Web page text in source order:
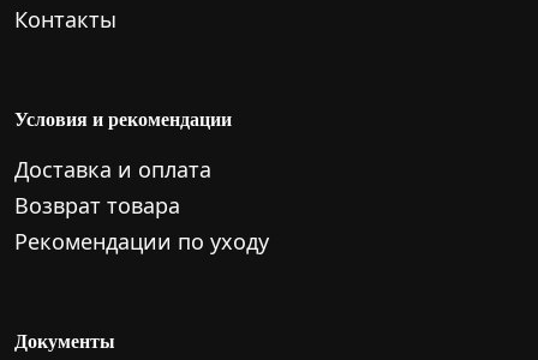
Контакты
Условия и рекомендации
Доставка и оплата
Возврат товара
Рекомендации по уходу
Документы